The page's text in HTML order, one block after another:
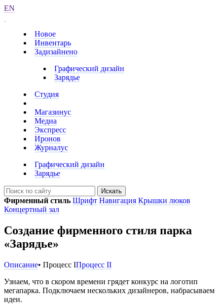
EN
Новое
Инвентарь
Задизайнено
Графический дизайн
Зарядье
Студия
Магазинус
Медиа
Экспресс
Иронов
Журналус
Графический дизайн
Зарядье
Искать
Фирменный стиль Шрифт Навигация Крышки люков
Концертный зал
Создание фирменного стиля парка
«Зарядье»
Описание• Процесс IПроцесс II
Узнаем, что в скором времени грядет конкурс на логотип
мегапарка. Подключаем нескольких дизайнеров, набрасываем
идеи.